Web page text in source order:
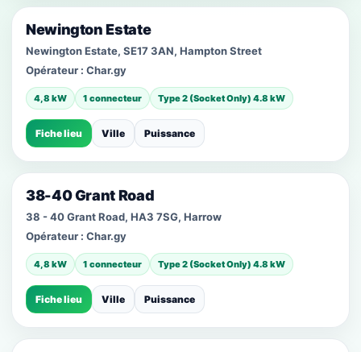
Newington Estate
Newington Estate, SE17 3AN, Hampton Street
Opérateur : Char.gy
4,8 kW 1 connecteur Type 2 (Socket Only) 4.8 kW
Fiche lieu Ville Puissance
38-40 Grant Road
38 - 40 Grant Road, HA3 7SG, Harrow
Opérateur : Char.gy
4,8 kW 1 connecteur Type 2 (Socket Only) 4.8 kW
Fiche lieu Ville Puissance